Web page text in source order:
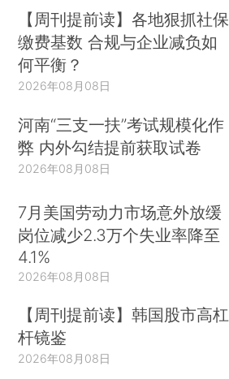
【周刊提前读】各地狠抓社保
缴费基数 合规与企业减负如
何平衡？
2026年08月08日
河南“三支一扶”考试规模化作
弊 内外勾结提前获取试卷
2026年08月08日
7月美国劳动力市场意外放缓
岗位减少2.3万个失业率降至
4.1%
2026年08月08日
【周刊提前读】韩国股市高杠
杆镜鉴
2026年08月08日